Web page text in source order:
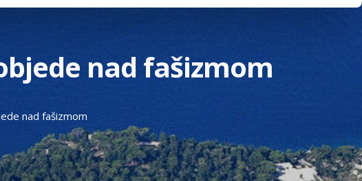
nad fašizmom
nad fašizmom